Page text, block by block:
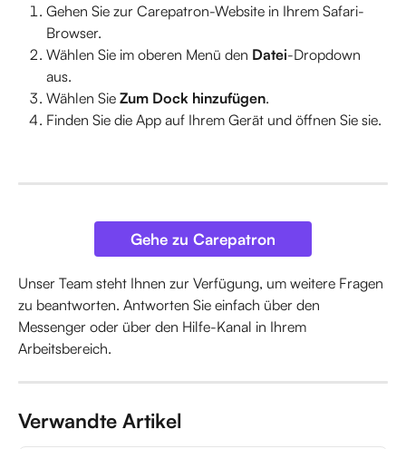
Gehen Sie zur Carepatron-Website in Ihrem Safari-
Browser.
Wählen Sie im oberen Menü den Datei-Dropdown
aus.
Wählen Sie Zum Dock hinzufügen.
Finden Sie die App auf Ihrem Gerät und öffnen Sie sie.
Gehe zu Carepatron
Unser Team steht Ihnen zur Verfügung, um weitere Fragen
zu beantworten. Antworten Sie einfach über den
Messenger oder über den Hilfe-Kanal in Ihrem
Arbeitsbereich.
Verwandte Artikel